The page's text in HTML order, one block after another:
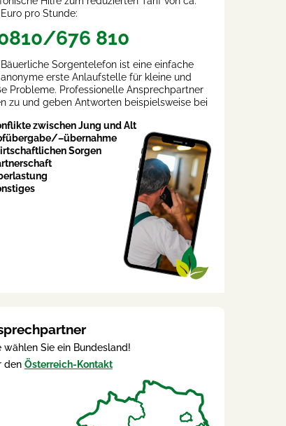
Euro pro Stunde:
676 810
Bäuerliche Sorgentelefon ist eine einfache
erste Anlaufstelle für kleine und
Probleme. Professionelle Ansprechpartner
zu und geben Antworten beispielsweise bei
zwischen Jung und Alt
–übernahme
Sorgen
wählen Sie ein Bundesland!
den Österreich-Kontakt